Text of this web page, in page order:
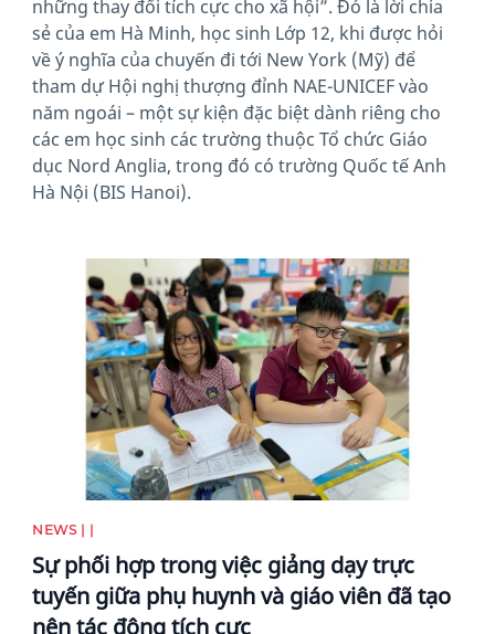
những thay đổi tích cực cho xã hội”. Đó là lời chia
sẻ của em Hà Minh, học sinh Lớp 12, khi được hỏi
về ý nghĩa của chuyến đi tới New York (Mỹ) để
tham dự Hội nghị thượng đỉnh NAE-UNICEF vào
năm ngoái – một sự kiện đặc biệt dành riêng cho
các em học sinh các trường thuộc Tổ chức Giáo
dục Nord Anglia, trong đó có trường Quốc tế Anh
Hà Nội (BIS Hanoi).
NEWS | |
Sự phối hợp trong việc giảng dạy trực
tuyến giữa phụ huynh và giáo viên đã tạo
nên tác động tích cực